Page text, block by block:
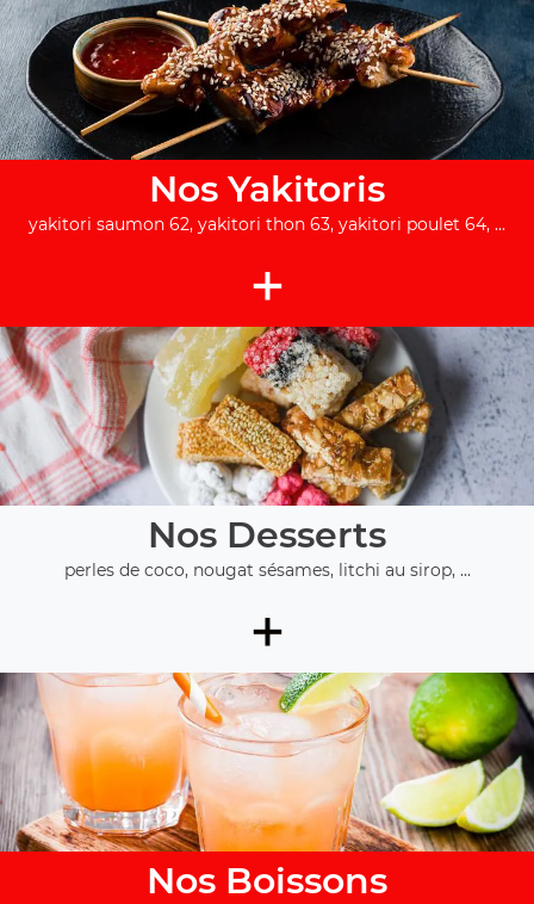
Nos Yakitoris
yakitori saumon 62, yakitori thon 63, yakitori poulet 64, ...
+
Nos Desserts
perles de coco, nougat sésames, litchi au sirop, ...
+
Nos Boissons